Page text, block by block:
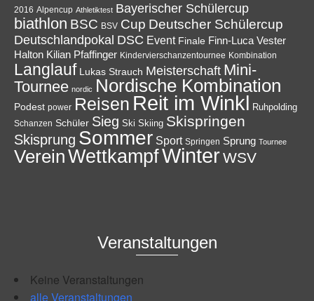
2016 Alpencup Athletiktest Bayerischer Schülercup
biathlon BSC BSV Cup Deutscher Schülercup
Deutschlandpokal DSC Event Finale Finn-Luca Vester
Halton Kilian Pfaffinger Kindervierschanzentournee Kombination
Langlauf Lukas Strauch Meisterschaft Mini-
Tournee nordic Nordische Kombination
Podest power Reisen Reit im Winkl Ruhpolding
Schanzen Schüler Sieg Ski Skiing Skispringen
Skisprung Sommer Sport Springen Sprung Tournee
VereinWettkampfWinterWSV
Veranstaltungen
Keine Veranstaltungen
alle Veranstaltungen